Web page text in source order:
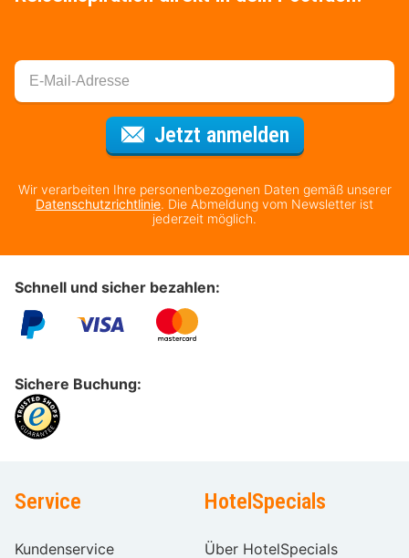
Jetzt anmeldenFür den
Wir verarbeiten Ihre personenbezogenen Daten gemäß unserer
Datenschutzrichtlinie. Die Abmeldung vom Newsletter ist
jederzeit möglich.
Schnell und sicher bezahlen:
Sichere Buchung:
Service
Kundenservice
HotelSpecials
Über HotelSpecials